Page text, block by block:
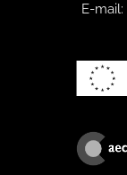
E-mail: